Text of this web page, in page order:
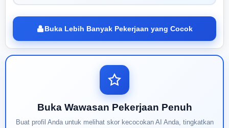
Buka Lebih Banyak Pekerjaan yang Cocok
Buka Wawasan Pekerjaan Penuh
Buat profil Anda untuk melihat skor kecocokan AI Anda, tingkatkan